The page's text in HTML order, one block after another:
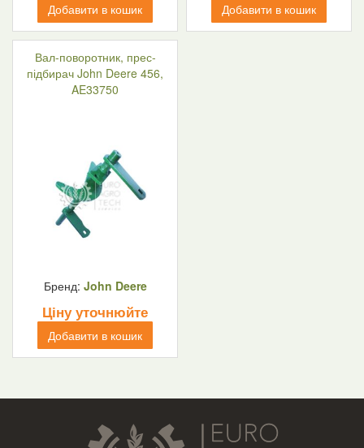
Добавити в кошик Добавити в кошик
Вал-поворотник, прес-
підбирач John Deere 456,
AE33750
Бренд: John Deere
Ціну уточнюйте
Добавити в кошик